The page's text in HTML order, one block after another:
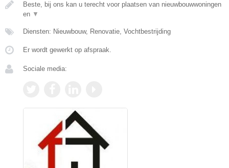
Beste, bij ons kan u terecht voor plaatsen van nieuwbouwwoningen
en ▼
Diensten: Nieuwbouw, Renovatie, Vochtbestrijding
Er wordt gewerkt op afspraak.
Sociale media: